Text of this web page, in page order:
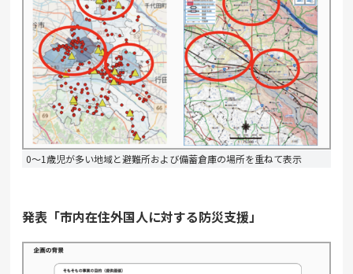
0～1歳児が多い地域と避難所および備蓄倉庫の場所を重ねて表示
発表「市内在住外国人に対する防災支援」